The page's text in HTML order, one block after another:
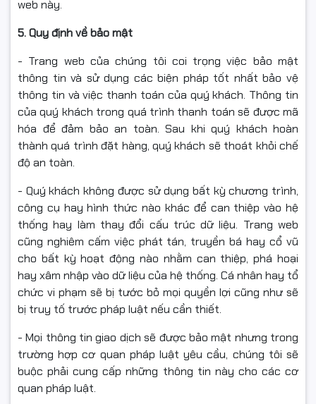
web này.
5. Quy định về bảo mật
- Trang web của chúng tôi coi trọng việc bảo mật
thông tin và sử dụng các biện pháp tốt nhất bảo vệ
thông tin và việc thanh toán của quý khách. Thông tin
của quý khách trong quá trình thanh toán sẽ được mã
hóa để đảm bảo an toàn. Sau khi quý khách hoàn
thành quá trình đặt hàng, quý khách sẽ thoát khỏi chế
độ an toàn.
- Quý khách không được sử dụng bất kỳ chương trình,
công cụ hay hình thức nào khác để can thiệp vào hệ
thống hay làm thay đổi cấu trúc dữ liệu. Trang web
cũng nghiêm cấm việc phát tán, truyền bá hay cổ vũ
cho bất kỳ hoạt động nào nhằm can thiệp, phá hoại
hay xâm nhập vào dữ liệu của hệ thống. Cá nhân hay tổ
chức vi phạm sẽ bị tước bỏ mọi quyền lợi cũng như sẽ
bị truy tố trước pháp luật nếu cần thiết.
- Mọi thông tin giao dịch sẽ được bảo mật nhưng trong
trường hợp cơ quan pháp luật yêu cầu, chúng tôi sẽ
buộc phải cung cấp những thông tin này cho các cơ
quan pháp luật.